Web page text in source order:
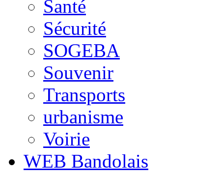
Santé
Sécurité
SOGEBA
Souvenir
Transports
urbanisme
Voirie
WEB Bandolais